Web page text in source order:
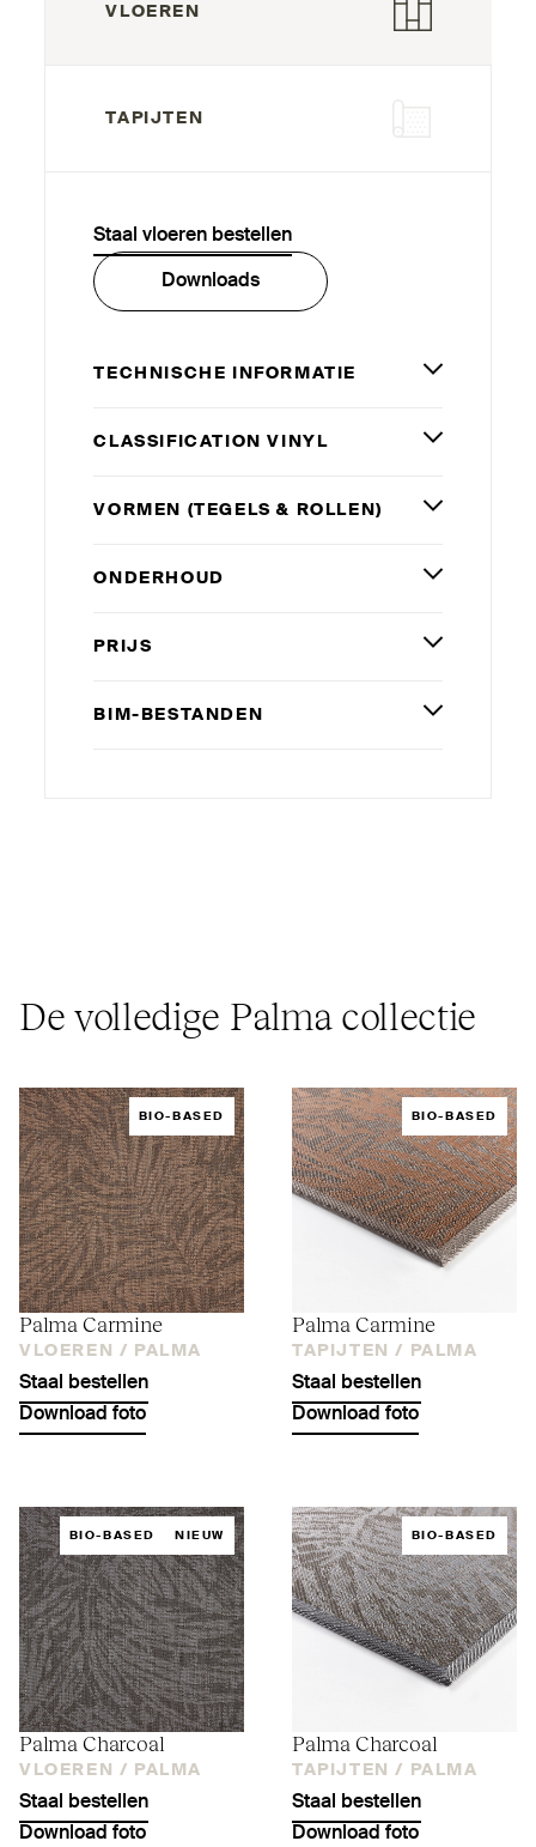
VLOEREN
TAPIJTEN
Staal vloeren bestellen
Downloads
TECHNISCHE INFORMATIE
CLAS­SI­FICATION VINYL
VORMEN (TEGELS& ROLLEN)
ONDERHOUD
PRIJS
BIM-BESTANDEN
De volledige Palma collectie
BIO-BASED
Palma Carmine
VLOEREN / PALMA
Staal bestellen
Download foto
BIO-BASED
Palma Carmine
TAPIJTEN / PALMA
Staal bestellen
Download foto
BIO-BASED NIEUW
Palma Charcoal
VLOEREN / PALMA
Staal bestellen
Download foto
BIO-BASED
Palma Charcoal
TAPIJTEN / PALMA
Staal bestellen
Download foto